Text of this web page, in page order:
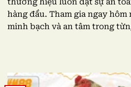
hàng đầu. Tham gia ngay hôm
minh bạch và an tâm trong